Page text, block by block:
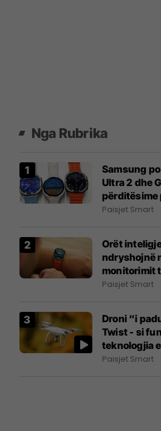
Nga Rubrika
Samsung
Ultra 2 dhe
përditësime
Paisjet Smart
Orët
ndryshojnë
monitorimit
Paisjet Smart
Droni “i
Twist - si
teknologjia
artificiale
Paisjet Smart